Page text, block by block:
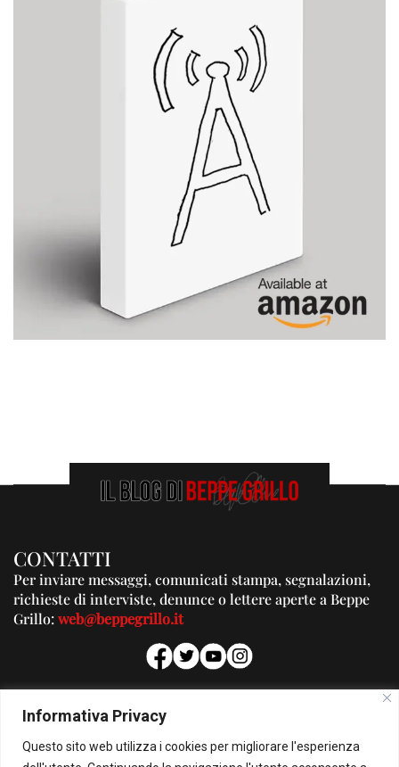
Informativa Privacy
Questo sito web utilizza i cookies per migliorare l'esperienza
CONTATTI
Per inviare messaggi, comunicati stampa, segnalazioni,
richieste di interviste, denunce o lettere aperte a Beppe
Grillo:web@beppegrillo.it
PUBBLICITA'
Per la tua pubblicità su questo Blog:
pubblicita@beppegrillo.it